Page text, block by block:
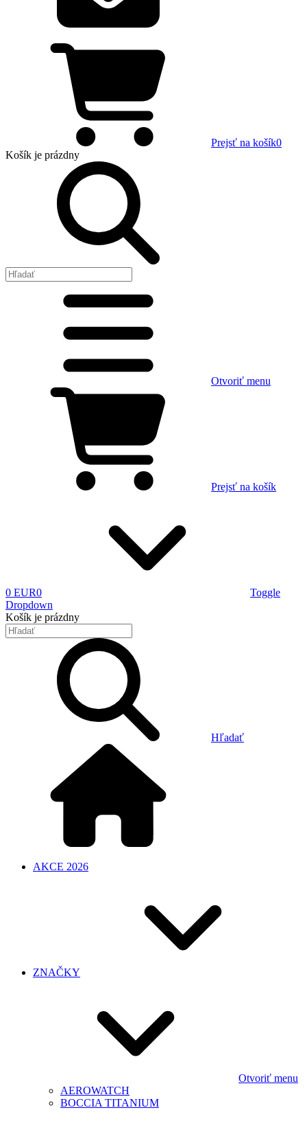
Prejsť na košík0
Košík je prázdny
Otvoriť menu
Prejsť na košík
0 EUR0
Toggle
Dropdown
Košík je prázdny
Hľadať
AKCE 2026
ZNAČKY
Otvoriť menu
AEROWATCH
BOCCIA TITANIUM